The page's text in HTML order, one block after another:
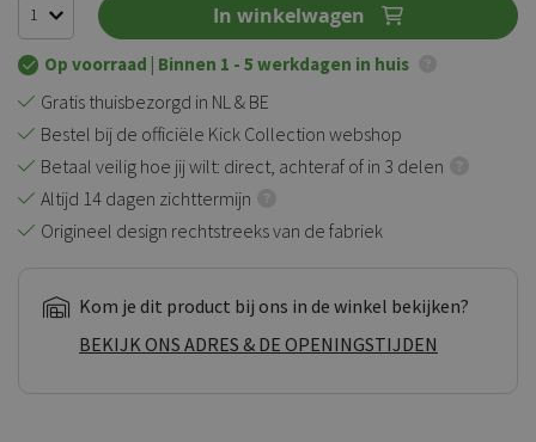
In winkelwagen
Op voorraad | Binnen 1 - 5 werkdagen in huis
Gratis thuisbezorgd in NL & BE
Bestel bij de officiële Kick Collection webshop
Betaal veilig hoe jij wilt: direct, achteraf of in 3 delen
Altijd 14 dagen zichttermijn
Origineel design rechtstreeks van de fabriek
Kom je dit product bij ons in de winkel bekijken?
BEKIJK ONS ADRES & DE OPENINGSTIJDEN